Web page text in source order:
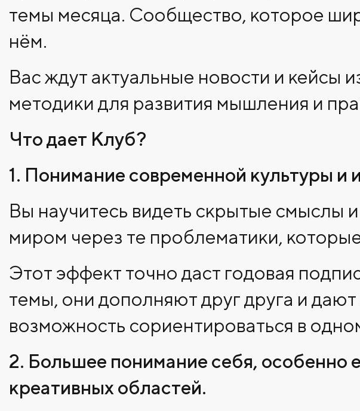
темы месяца. Сообщество, которое
нём.
Вас ждут актуальные новости и кейсы
методики для развития мышления и
Что дает Клуб?
1. Понимание современной культуры и
Вы научитесь видеть скрытые смыслы
миром через те проблематики,
Этот эффект точно даст годовая
темы, они дополняют друг друга и
возможность сориентироваться в
2. Большее понимание себя, особенно
креативных областей.